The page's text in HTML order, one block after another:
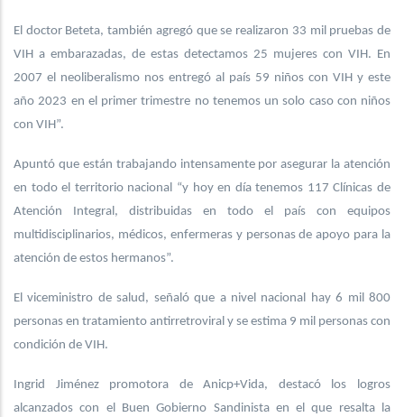
El doctor Beteta, también agregó que se realizaron 33 mil pruebas de
VIH a embarazadas, de estas detectamos 25 mujeres con VIH. En
2007 el neoliberalismo nos entregó al país 59 niños con VIH y este
año 2023 en el primer trimestre no tenemos un solo caso con niños
con VIH”.
Apuntó que están trabajando intensamente por asegurar la atención
en todo el territorio nacional “y hoy en día tenemos 117 Clínicas de
Atención Integral, distribuidas en todo el país con equipos
multidisciplinarios, médicos, enfermeras y personas de apoyo para la
atención de estos hermanos”.
El viceministro de salud, señaló que a nivel nacional hay 6 mil 800
personas en tratamiento antirretroviral y se estima 9 mil personas con
condición de VIH.
Ingrid Jiménez promotora de Anicp+Vida, destacó los logros
alcanzados con el Buen Gobierno Sandinista en el que resalta la